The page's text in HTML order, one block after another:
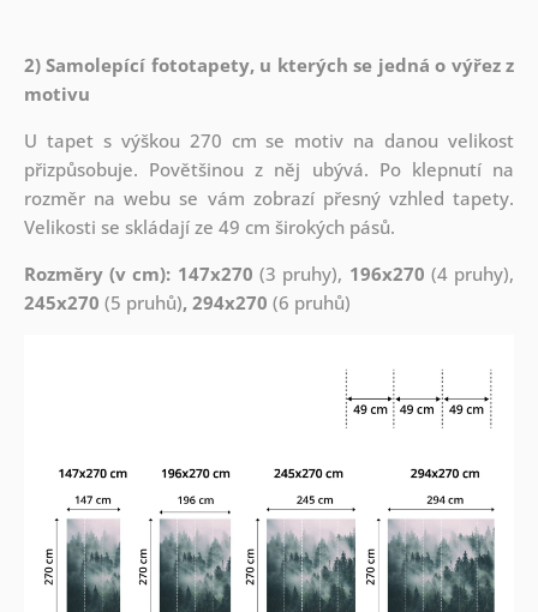
2) Samolepící fototapety, u kterých se jedná o výřez z
motivu
U tapet s výškou 270 cm se motiv na danou velikost
přizpůsobuje. Povětšinou z něj ubývá. Po klepnutí na
rozměr na webu se vám zobrazí přesný vzhled tapety.
Velikosti se skládají ze 49 cm širokých pásů.
Rozměry (v cm): 147x270 (3 pruhy), 196x270 (4 pruhy),
245x270 (5 pruhů), 294x270 (6 pruhů)